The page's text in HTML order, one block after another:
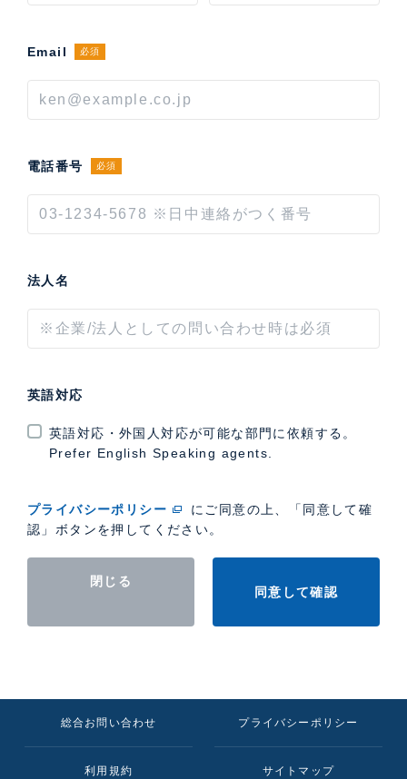
Email 必須
電話番号 必須
法人名
英語対応
英語対応・外国人対応が可能な部門に依頼する。
Prefer English Speaking agents.
プライバシーポリシー
にご同意の上、「同意して確
認」ボタンを押してください。
閉じる
同意して確認
総合お問い合わせ プライバシーポリシー
利用規約 サイトマップ